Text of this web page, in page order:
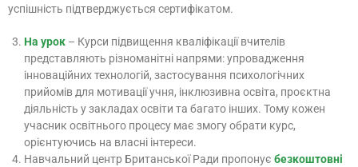
успішність підтверджується сертифікатом.
На урок – Курси підвищення кваліфікації вчителів
представляють різноманітні напрями: упровадження
інноваційних технологій, застосування психологічних
прийомів для мотивації учня, інклюзивна освіта, проєктна
діяльність у закладах освіти та багато інших. Тому кожен
учасник освітнього процесу має змогу обрати курс,
орієнтуючись на власні інтереси.
Навчальний центр Британської Ради пропонує безкоштовні